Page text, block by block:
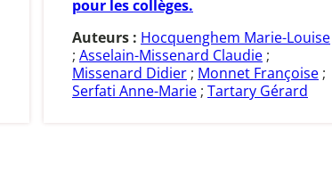
pour les collèges.
Auteurs : Hocquenghem Marie-Louise
; Asselain-Missenard Claudie ;
Missenard Didier ; Monnet Françoise ;
Serfati Anne-Marie ; Tartary Gérard